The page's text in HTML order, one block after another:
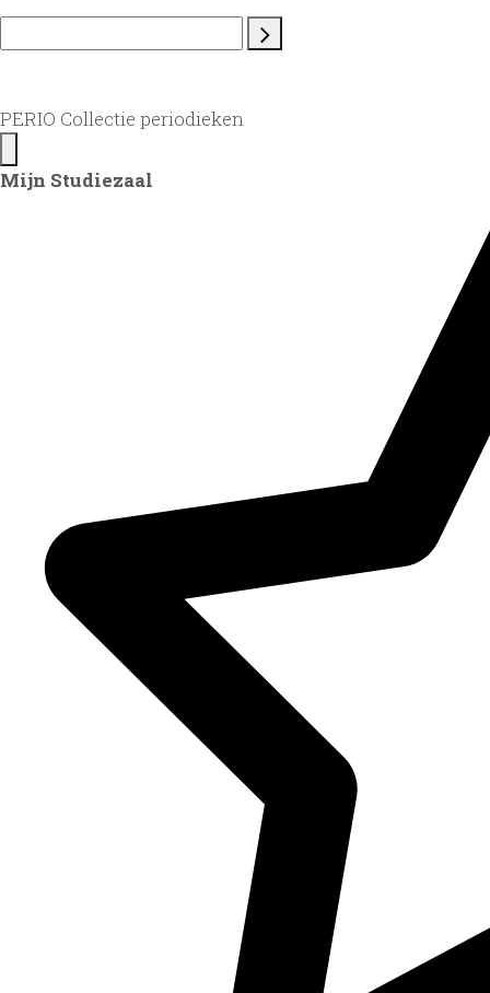
PERIO Collectie periodieken
Mijn Studiezaal